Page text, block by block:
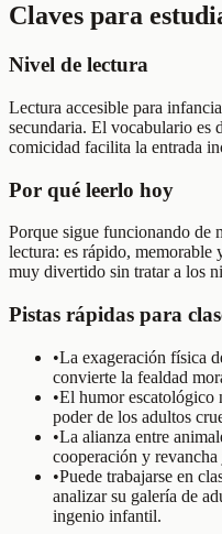
Claves para
Nivel de lectura
Lectura accesible para
secundaria. El vocabulario es
comicidad facilita la entrada
Por qué leerlo hoy
Porque sigue funcionando de
lectura: es rápido, memorable
muy divertido sin tratar a los
Pistas rápidas para
•La exageración física
convierte la fealdad
•El humor escatológico
poder de los adultos
•La alianza entre
cooperación y
•Puede trabajarse en
analizar su galería de
ingenio infantil.